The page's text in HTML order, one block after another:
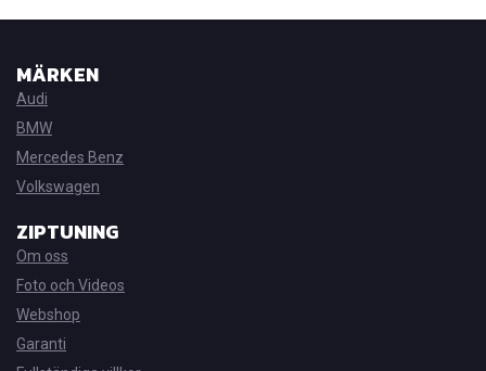
MÄRKEN
Audi
BMW
Mercedes Benz
Volkswagen
ZIPTUNING
Om oss
Foto och Videos
Webshop
Garanti